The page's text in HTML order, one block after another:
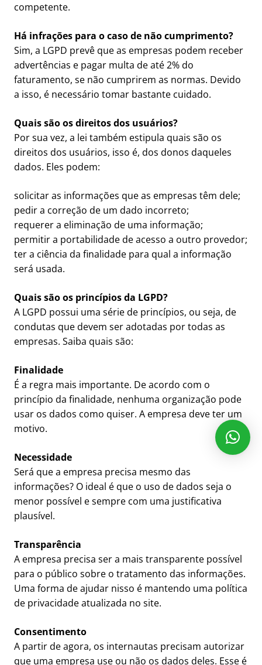
competente.
Há infrações para o caso de não cumprimento?
Sim, a LGPD prevê que as empresas podem receber
advertências e pagar multa de até 2% do
faturamento, se não cumprirem as normas. Devido
a isso, é necessário tomar bastante cuidado.
Quais são os direitos dos usuários?
Por sua vez, a lei também estipula quais são os
direitos dos usuários, isso é, dos donos daqueles
dados. Eles podem:
solicitar as informações que as empresas têm dele;
pedir a correção de um dado incorreto;
requerer a eliminação de uma informação;
permitir a portabilidade de acesso a outro provedor;
ter a ciência da finalidade para qual a informação
será usada.
Quais são os princípios da LGPD?
A LGPD possui uma série de princípios, ou seja, de
condutas que devem ser adotadas por todas as
empresas. Saiba quais são:
Finalidade
É a regra mais importante. De acordo com o
princípio da finalidade, nenhuma organização pode
usar os dados como quiser. A empresa deve ter um
motivo.
Necessidade
Será que a empresa precisa mesmo das
informações? O ideal é que o uso de dados seja o
menor possível e sempre com uma justificativa
plausível.
Transparência
A empresa precisa ser a mais transparente possível
para o público sobre o tratamento das informações.
Uma forma de ajudar nisso é mantendo uma política
de privacidade atualizada no site.
Consentimento
A partir de agora, os internautas precisam autorizar
que uma empresa use ou não os dados deles. Esse é